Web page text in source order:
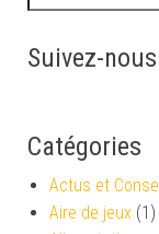
Suivez-nous
Catégories
Actus et
Aire de jeux (1)